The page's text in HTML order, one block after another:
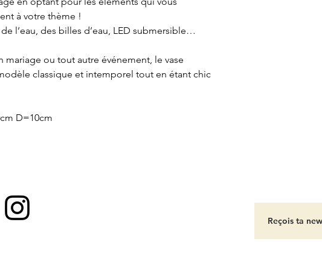
à votre thème !
l’eau, des billes d’eau, LED submersible…
mariage ou tout autre événement, le vase
classique et intemporel tout en étant chic
D=10cm